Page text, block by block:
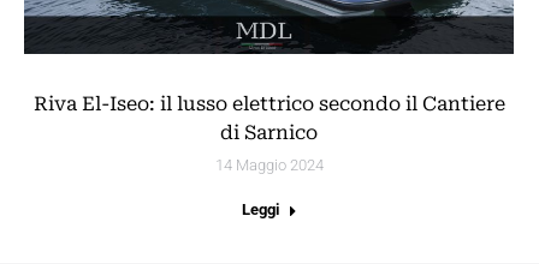
Riva El-Iseo: il lusso elettrico secondo il Cantiere
di Sarnico
14 Maggio 2024
Leggi